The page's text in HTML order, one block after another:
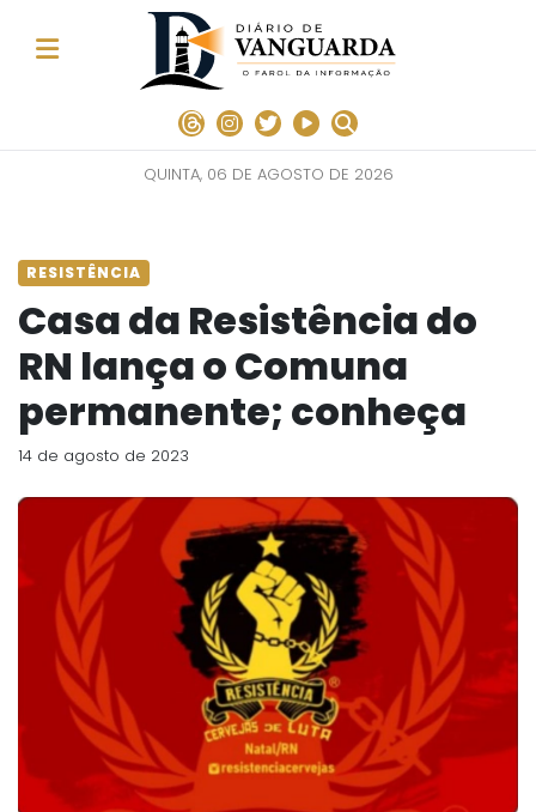
QUINTA, 06 DE AGOSTO DE 2026
RESISTÊNCIA
Casa da Resistência do
RN lança o Comuna
permanente; conheça
14 de agosto de 2023